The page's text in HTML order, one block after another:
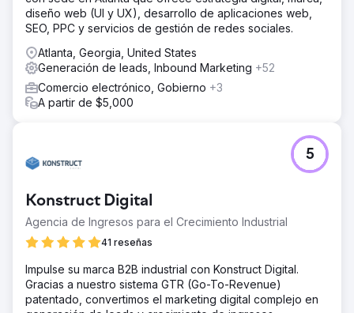
optimización de sitios web y SEO guiada por datos de
Semrush: Reestructuró el contenido de ubicación y
nacional Optimizó el SEO en la página para palabras
clave de personal nacional con intención nacional Mejoró
el rendimiento del sitio web, la usabilidad y las rutas de
conversión para la generación de clientes potenciales
Semrush, las auditorías del sitio y el análisis competitivo
para identificar oportunidades de clasificación a escala
El resultado
crecimiento nacional medible: Mayor visibilidad orgánica
en múltiples mercados de EE. UU. Posicionamiento en la
página 1 para palabras clave de personal doméstico y
servicios para el hogar con alta intención Crecimiento en
clientes potenciales entrantes calificados de usuarios de
búsqueda a nivel nacional Mayor presencia de marca en
la búsqueda orgánica, lo que respalda la generación de
clientes potenciales escalable El SEO se convirtió en un
diseño web (UI y UX), desarrollo de aplicaciones web,
SEO, PPC y servicios de gestión de redes sociales.
Atlanta, Georgia, United States
Generación de leads, Inbound Marketing +52
Comercio electrónico, Gobierno +3
A partir de $5,000
Konstruct Digital
Agencia de Ingresos para el Crecimiento Industrial
41 reseñas
5
Impulse su marca B2B industrial con Konstruct Digital.
Gracias a nuestro sistema GTR (Go-To-Revenue)
patentado, convertimos el marketing digital complejo en